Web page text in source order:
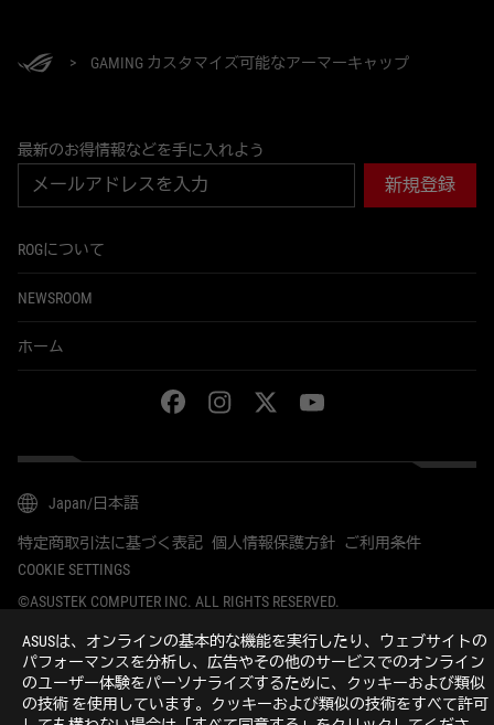
ASUSは、オンラインの基本的な機能を実行したり、ウェブサイトの
パフォーマンスを分析し、広告やその他のサービスでのオンライン
のユーザー体験をパーソナライズするために、クッキーおよび類似
の技術 を使用しています。クッキーおよび類似の技術をすべて許可
Footer
> GAMING カスタマイズ可能なアーマーキャップ
最新のお得情報などを手に入れよう
新規登録
ROGについて
NEWSROOM
ホーム
facebookinstagramtwitteryoutube
Japan/日本語
特定商取引法に基づく表記 個人情報保護方針 ご利用条件
COOKIE SETTINGS
©ASUSTEK COMPUTER INC. ALL RIGHTS RESERVED.